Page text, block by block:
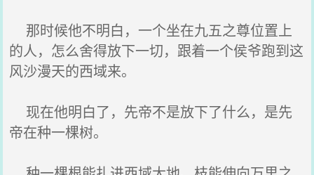
那时候他不明白，一个坐在九五之尊位置上
的人，怎么舍得放下一切，跟着一个侯爷跑到这
风沙漫天的西域来。
现在他明白了，先帝不是放下了什么，是先
帝在种一棵树。